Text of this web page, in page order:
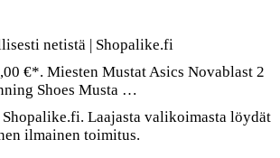
netistä | Shopalike.fi
€*. Miesten Mustat Asics Novablast 2
Shoes Musta …
Laajasta valikoimasta löydät
ilmainen toimitus.